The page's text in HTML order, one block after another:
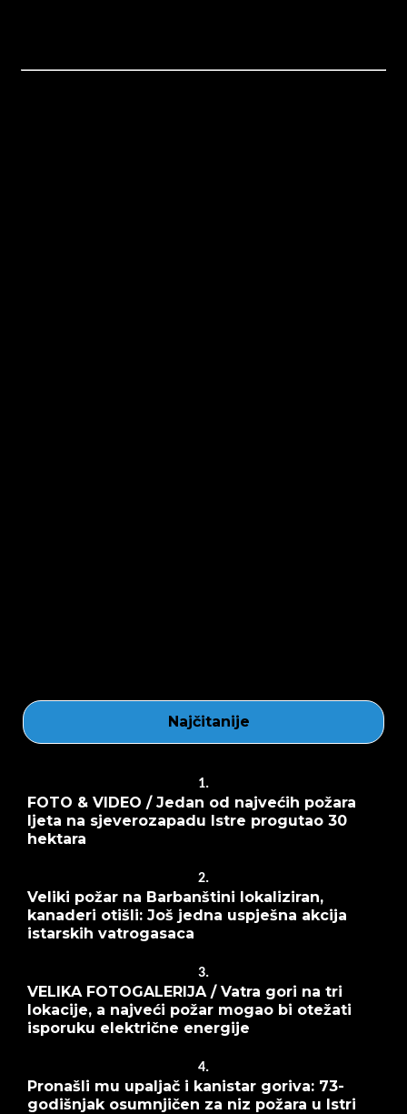
Najčitanije
1.
FOTO & VIDEO / Jedan od najvećih požara
ljeta na sjeverozapadu Istre progutao 30
hektara
2.
Veliki požar na Barbanštini lokaliziran,
kanaderi otišli: Još jedna uspješna akcija
istarskih vatrogasaca
3.
VELIKA FOTOGALERIJA / Vatra gori na tri
lokacije, a najveći požar mogao bi otežati
isporuku električne energije
4.
Pronašli mu upaljač i kanistar goriva: 73-
godišnjak osumnjičen za niz požara u Istri